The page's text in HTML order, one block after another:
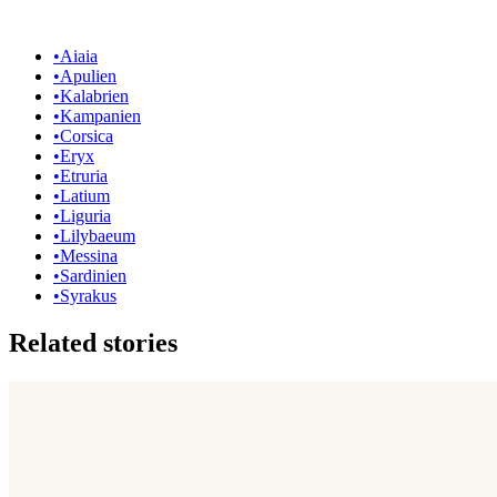
•Aiaia
•Apulien
•Kalabrien
•Kampanien
•Corsica
•Eryx
•Etruria
•Latium
•Liguria
•Lilybaeum
•Messina
•Sardinien
•Syrakus
Related stories